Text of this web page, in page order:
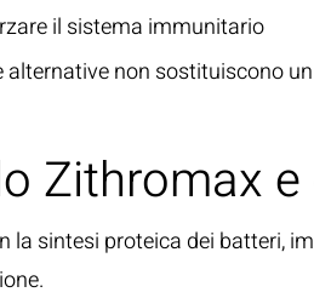
il sistema immunitario
non sostituiscono
Zithromax
la sintesi proteica dei batteri,